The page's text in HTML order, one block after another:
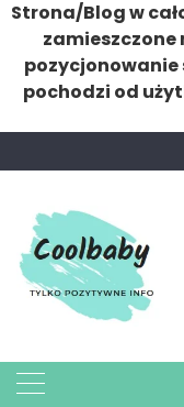
Strona/Blog w
zamieszczone
pozycjonowanie
pochodzi od
to